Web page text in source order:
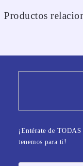
Productos
¡Entérate de TODAS
tenemos para ti!